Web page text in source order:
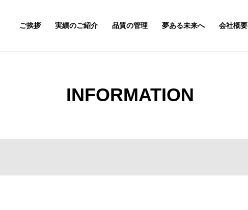
ご挨拶 実績のご紹介 品質の管理 夢ある未来へ 会社概要
INFORMATION